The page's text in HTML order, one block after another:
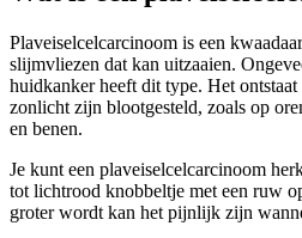
Plaveiselcelcarcinoom is een
slijmvliezen dat kan uitzaaien.
huidkanker heeft dit type. Het
zonlicht zijn blootgesteld, zoals op
en benen.
Je kunt een plaveiselcelcarcinoom
tot lichtrood knobbeltje met een ruw
groter wordt kan het pijnlijk zijn